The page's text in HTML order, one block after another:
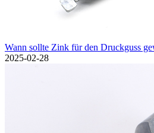
Wann sollte Zink für den Druckguss
2025-02-28